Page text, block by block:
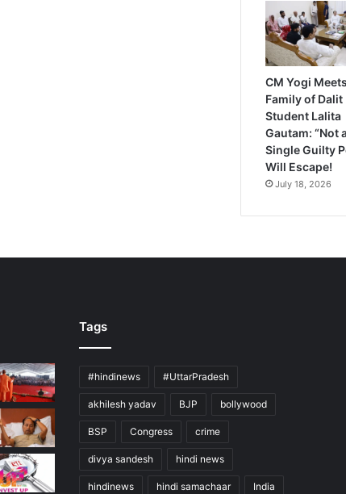
CM Yogi Meets
Family of Dalit
Student Lalita
Gautam: “Not
Single Guilty
Will Escape!
July 18, 2026
Tags
#hindinews #UttarPradesh
akhilesh yadav BJP bollywood
BSP Congress crime
divya sandesh hindi news
hindinews hindi samachaar India